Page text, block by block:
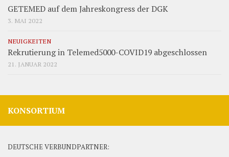
GETEMED auf dem Jahreskongress der DGK
3. MAI 2022
NEUIGKEITEN
Rekrutierung in Telemed5000-COVID19 abgeschlossen
21. JANUAR 2022
KONSORTIUM
DEUTSCHE VERBUNDPARTNER: